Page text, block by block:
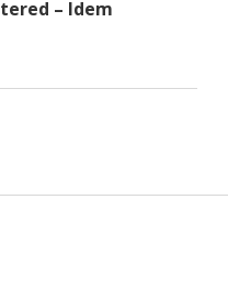
– Idem